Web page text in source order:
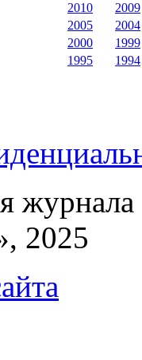
2010
2009
2005
2004
2000
1999
1995
1994
2025